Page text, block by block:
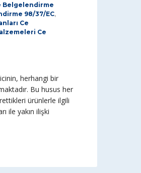
Belgelendirme
98/37/EC,
Ce
Ce
herhangi bir
Bu husus her
ürünlerle ilgili
ile yakın ilişki